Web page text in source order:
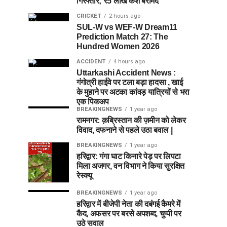
CRICKET 2 hours ago
SUL-W vs WEF-W Dream11
Prediction Match 27: The
Hundred Women 2026
ACCIDENT 4 hours ago
Uttarkashi Accident News :
गंगोत्री हाईवे पर टला बड़ा हादसा , खाई
के मुहाने पर अटका कांवड़ यात्रियों से भरा
एक पिकअप
BREAKINGNEWS 1 year ago
रामनगर: क़ब्रिस्तान की ज़मीन को लेकर
विवाद, दफनाने से पहले उठा बवाल |
BREAKINGNEWS 1 year ago
हरिद्वार: गंगा घाट किनारे पेड़ पर लिपटा
मिला अजगर, वन विभाग ने किया सुरक्षित
रेस्क्यू
BREAKINGNEWS 1 year ago
हरिद्वार में बीजेपी नेता की दबंगई कैमरे में
कैद, अफसर पर बरसे अपशब्द, चुप्पी पर
उठे सवाल